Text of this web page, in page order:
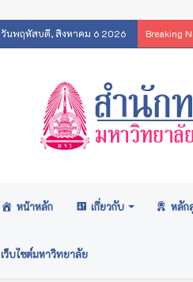
วันพฤหัสบดี, สิงหาคม 6 2026 Breaking
หน้าหลัก เกี่ยวกับ หลัก
เว็บไซต์มหาวิทยาลัย